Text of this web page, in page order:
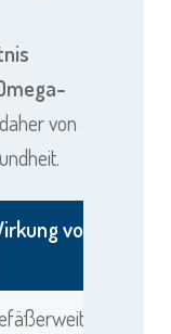
von
von Omega-